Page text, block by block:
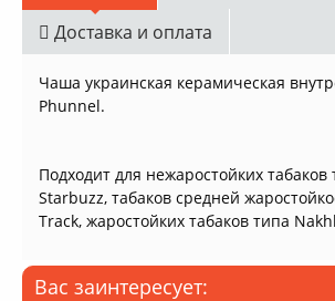
Доставка и оплата
Чаша украинская керамическая
Phunnel.
Подходит для нежаростойких табаков
Starbuzz, табаков средней
Track, жаростойких табаков типа
Вас заинтересует: